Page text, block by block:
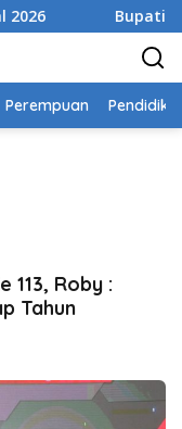
Aneng Evaluasi
Perempuan
113, Roby :
Tahun